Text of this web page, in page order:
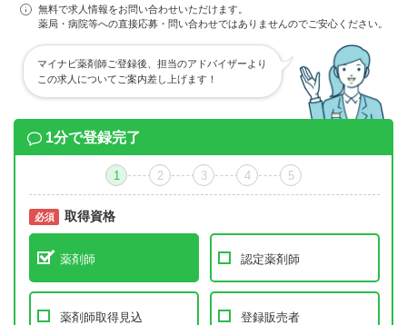
無料で求人情報をお問い合わせいただけます。
薬局・病院等への直接応募・問い合わせではありませんのでご安心ください。
マイナビ薬剤師ご登録後、担当のアドバイザーより
この求人についてご案内差し上げます！
1分で登録完了
1 2 3 4 5
必須 取得資格
薬剤師 認定薬剤師
薬剤師取得見込 登録販売者